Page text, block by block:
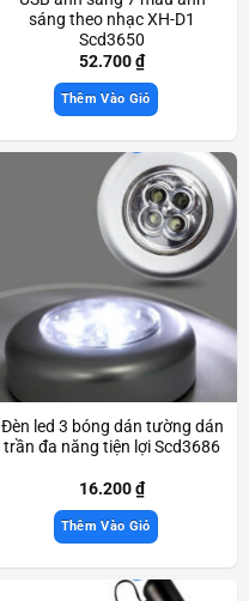
sáng theo nhạc XH-D1
Scd3650
52.700₫
Thêm Vào Giỏ
Đèn led 3 bóng dán tường dán
trần đa năng tiện lợi Scd3686
16.200₫
Thêm Vào Giỏ